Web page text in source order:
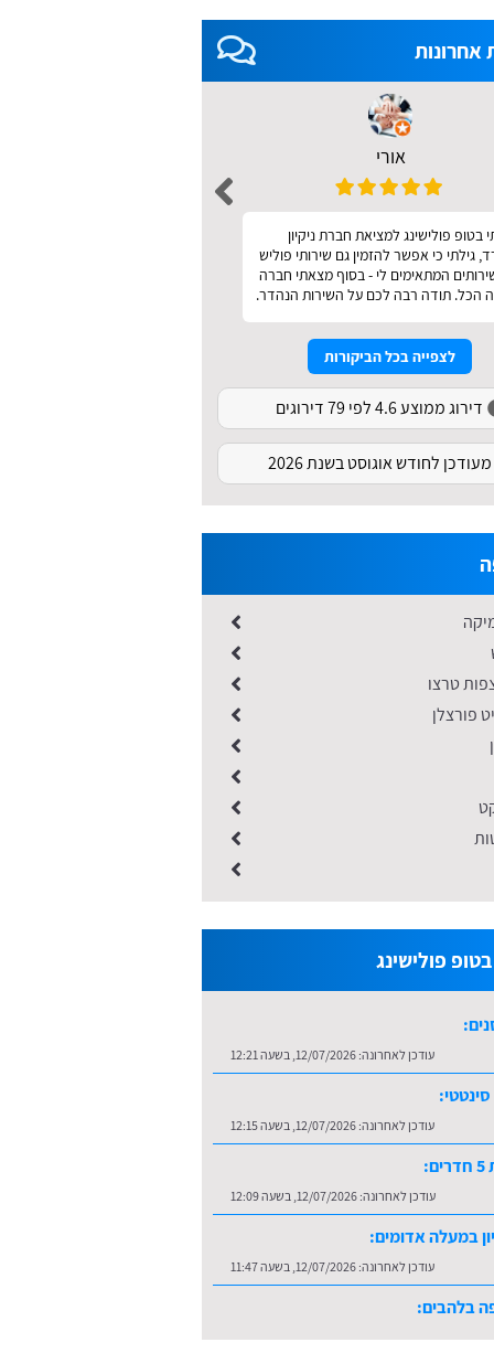
אחרונות
אורי
בטופ פולישינג למציאת חברת ניקיון
גילתי כי אפשר להזמין גם שירותי פוליש
המתאימים לי - בסוף מצאתי חברה
הכל. תודה רבה לכם על השירות הנהדר.
לצפייה בכל הביקורות
דירוג ממוצע 4.6 לפי 79 דירוגים
מעודכן לחודש אוגוסט בשנת 2026
טרצו
פורצלן
פולישינג
עודכן לאחרונה:12/07/2026, בשעה 12:21
עודכן לאחרונה:12/07/2026, בשעה 12:15
עודכן לאחרונה:12/07/2026, בשעה 12:09
במעלה אדומים:
עודכן לאחרונה:12/07/2026, בשעה 11:47
בלהבים:
עודכן לאחרונה:16/07/2026, בשעה 10:36